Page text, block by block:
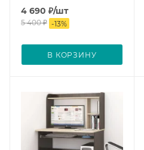
4 690 ₽/шт
5 400₽ -13%
В КОРЗИНУ